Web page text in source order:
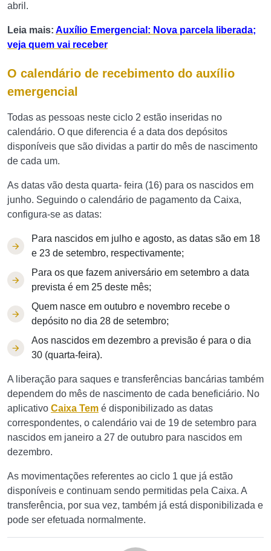
abril.
Leia mais: Auxílio Emergencial: Nova parcela liberada;
veja quem vai receber
O calendário de recebimento do auxílio
emergencial
Todas as pessoas neste ciclo 2 estão inseridas no
calendário. O que diferencia é a data dos depósitos
disponíveis que são dividas a partir do mês de nascimento
de cada um.
As datas vão desta quarta- feira (16) para os nascidos em
junho. Seguindo o calendário de pagamento da Caixa,
configura-se as datas:
Para nascidos em julho e agosto, as datas são em 18
e 23 de setembro, respectivamente;
Para os que fazem aniversário em setembro a data
prevista é em 25 deste mês;
Quem nasce em outubro e novembro recebe o
depósito no dia 28 de setembro;
Aos nascidos em dezembro a previsão é para o dia
30 (quarta-feira).
A liberação para saques e transferências bancárias também
dependem do mês de nascimento de cada beneficiário. No
aplicativo Caixa Tem é disponibilizado as datas
correspondentes, o calendário vai de 19 de setembro para
nascidos em janeiro a 27 de outubro para nascidos em
dezembro.
As movimentações referentes ao ciclo 1 que já estão
disponíveis e continuam sendo permitidas pela Caixa. A
transferência, por sua vez, também já está disponibilizada e
pode ser efetuada normalmente.